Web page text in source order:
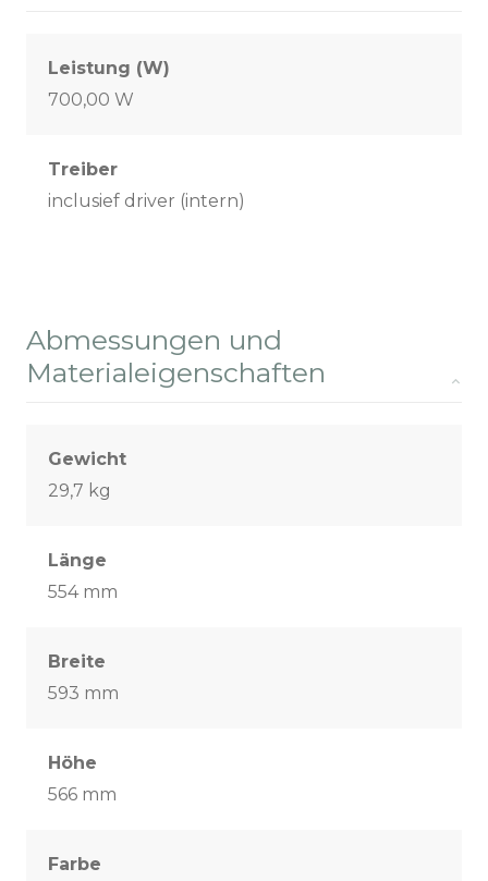
Leistung (W)
700,00 W
Treiber
inclusief driver (intern)
Abmessungen und
Materialeigenschaften
Gewicht
29,7 kg
Länge
554 mm
Breite
593 mm
Höhe
566 mm
Farbe